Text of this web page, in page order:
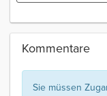
Kommentare
Sie müssen